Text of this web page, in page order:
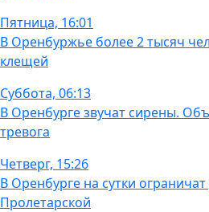
Пятница, 16:01
В Оренбуржье более 2 тысяч
клещей
Суббота, 06:13
В Оренбурге звучат сирены.
тревога
Четверг, 15:26
В Оренбурге на сутки
Пролетарской